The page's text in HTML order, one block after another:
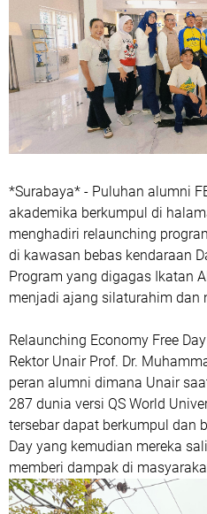
*Surabaya* - Puluhan alumni
akademika berkumpul di
menghadiri relaunching
di kawasan bebas kendaraan
Program yang digagas Ikatan
menjadi ajang silaturahim dan
Relaunching Economy Free
Rektor Unair Prof. Dr.
peran alumni dimana Unair
287 dunia versi QS World
tersebar dapat berkumpul dan
Day yang kemudian mereka
memberi dampak di